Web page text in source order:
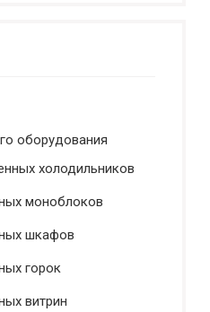
оборудования
холодильников
моноблоков
шкафов
горок
витрин